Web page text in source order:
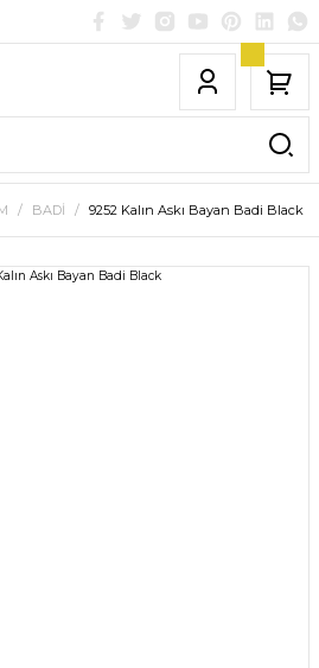
BADİ 9252 Kalın Askı Bayan Badi Black